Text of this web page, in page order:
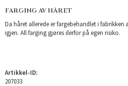
FARGING AV HÅRET
Da håret allerede er fargebehandlet i fabrikken
igjen. All farging gjøres derfor på egen risiko.
Artikkel-ID:
207033